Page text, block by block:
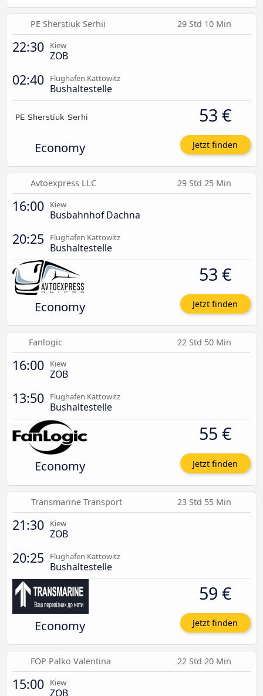
PE Sherstiuk Serhii 29 Std 10 Min
22:30 Kiew
ZOB
02:40 Flughafen Kattowitz
Bushaltestelle
Economy
53 €
Jetzt finden
Avtoexpress LLC 29 Std 25 Min
16:00 Kiew
Busbahnhof Dachna
20:25 Flughafen Kattowitz
Bushaltestelle
Economy
53 €
Jetzt finden
Fanlogic 22 Std 50 Min
16:00 Kiew
ZOB
13:50 Flughafen Kattowitz
Bushaltestelle
Economy
55 €
Jetzt finden
Transmarine Transport 23 Std 55 Min
21:30 Kiew
ZOB
20:25 Flughafen Kattowitz
Bushaltestelle
Economy
59 €
Jetzt finden
FOP Palko Valentina 22 Std 20 Min
15:00 Kiew
ZOB